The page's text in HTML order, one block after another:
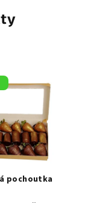
pochoutka